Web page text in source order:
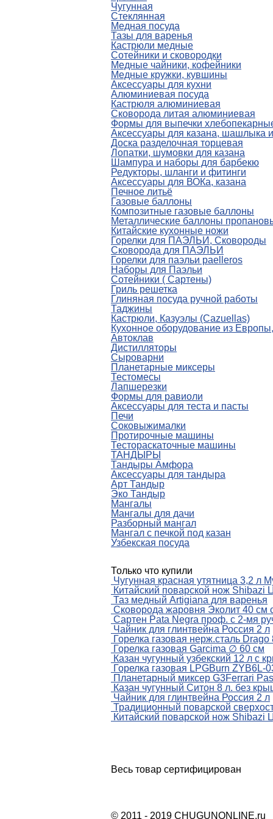
Чугунная
Стеклянная
Медная посуда
Тазы для варенья
Кастрюли медные
Сотейники и сковородки
Медные чайники, кофейники
Медные кружки, кувшины
Аксессуары для кухни
Алюминиевая посуда
Кастрюля алюминиевая
Сковорода литая алюминиевая
Формы для выпечки
Аксессуары для казана, шашлыка
Доска разделочная торцевая
Лопатки, шумовки для казана
Шампура и наборы для барбекю
Редукторы, шланги и фитинги
Аксессуары для ВОКа, казана
Печное литьё
Газовые баллоны
Композитные газовые баллоны
Металлические баллоны
Китайские кухонные ножи
Горелки для ПАЭЛЬИ, Сковороды
Сковорода для ПАЭЛЬИ
Горелки для паэльи paelleros
Наборы для Паэльи
Сотейники ( Сартены)
Гриль решетка
Глиняная посуда ручной работы
Таджины
Кастрюли, Казуэлы (Cazuellas)
Кухонное оборудование из
Автоклав
Дистилляторы
Сыроварни
Планетарные миксеры
Тестомесы
Лапшерезки
Формы для равиоли
Аксессуары для теста и пасты
Печи
Соковыжималки
Протирочные машины
Тестораскаточные машины
ТАНДЫРЫ
Тандыры Амфора
Аксессуары для тандыра
Арт Тандыр
Эко Тандыр
Мангалы
Мангалы для дачи
Разборный мангал
Мангал с печкой под казан
Узбекская посуда
Только что купили
Чугунная красная утятница 3,2 л
Китайский поварской нож Shibazi
Таз медный Artigiana для варенья
Сковорода жаровня Эколит 40 см
Сартен Pata Negra проф. с 2-мя
Чайник для глинтвейна Россия 2 л
Горелка газовая нерж.сталь Drago
Горелка газовая Garcima ∅ 60 см
Казан чугунный узбекский 12 л с
Горелка газовая LPGBurn ZYB6L-
Планетарный миксер G3Ferrari
Казан чугунный Ситон 8 л. без
Чайник для глинтвейна Россия 2 л
Традиционный поварской
Китайский поварской нож Shibazi
Весь товар сертифицирован
© 2011 - 2019 CHUGUNONLINE.ru